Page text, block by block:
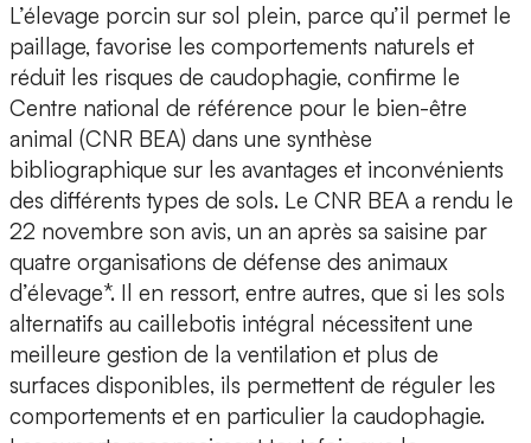
L’élevage porcin sur sol plein, parce qu’il permet le
paillage, favorise les comportements naturels et
réduit les risques de caudophagie, confirme le
Centre national de référence pour le bien-être
animal (CNR BEA) dans une synthèse
bibliographique sur les avantages et inconvénients
des différents types de sols. Le CNR BEA a rendu le
22 novembre son avis, un an après sa saisine par
quatre organisations de défense des animaux
d’élevage*. Il en ressort, entre autres, que si les sols
alternatifs au caillebotis intégral nécessitent une
meilleure gestion de la ventilation et plus de
surfaces disponibles, ils permettent de réguler les
comportements et en particulier la caudophagie.